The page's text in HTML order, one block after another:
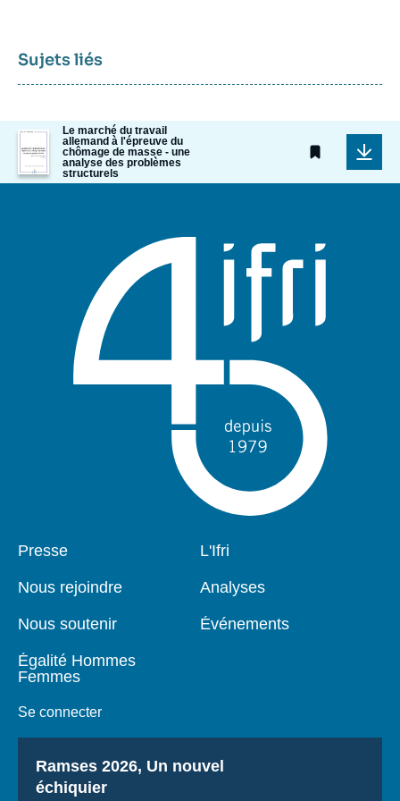
Sujets liés
Image
de
couverture
de
Le marché du travail
allemand à l'épreuve du
chômage de masse - une
analyse des problèmes
structurels
Pied
Presse
Nous rejoindre
Nous soutenir
Égalité Hommes
Femmes
Se connecter
Navigation
L'Ifri
Analyses
Événements
Titre
Ramses 2026, Un nouvel
échiquier